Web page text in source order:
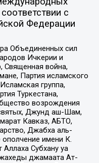
с
Федерации
Объединенных сил
Ичкерии и
Священная война,
Партия исламского
группа,
Туркестана,
возрождения
Джунд аш-Шам,
Кавказ, АБТО,
Джабха аль-
имени К.
Субхану уа
джамаата Ат-